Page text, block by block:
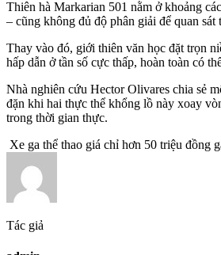
Thiên hà Markarian 501 nằm ở khoảng
– cũng không đủ độ phân giải để quan
Thay vào đó, giới thiên văn học đặt trọn
hấp dẫn ở tần số cực thấp, hoàn toàn có
Nhà nghiên cứu Hector Olivares chia sẻ
đặn khi hai thực thể khổng lồ này xoay
trong thời gian thực.
Xe ga thể thao giá chỉ hơn 50 triệu đồng
Tác giả